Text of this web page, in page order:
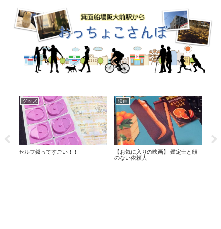
グッズ
１００円ショップの廃物利用でミニ
日常
似顔絵とニトリのホットビューラー
♪